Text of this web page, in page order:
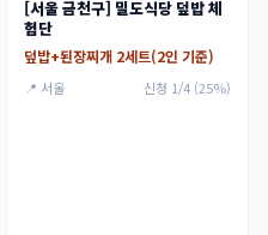
[서울 금천구] 밀도식당 덮밥 체
험단
덮밥+된장찌개 2세트(2인 기준)
📍 서울 신청 1/4 (25%)